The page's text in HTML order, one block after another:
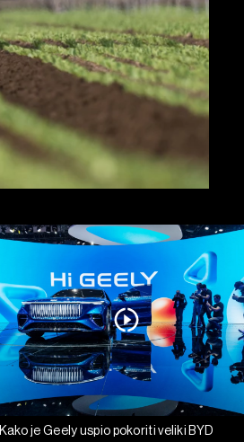
Kako je Geely uspio pokoriti veliki BYD